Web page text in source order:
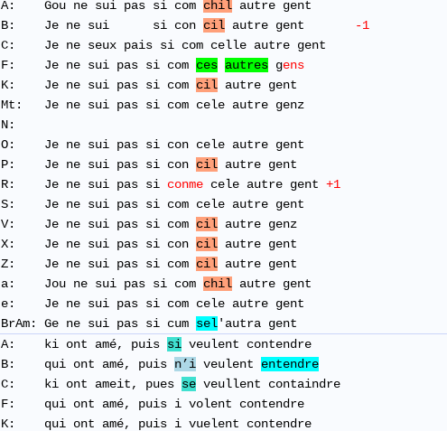
A: Gou ne sui pas si com chil autre gent
B: Je ne sui si con cil autre gent
-1
C: Je ne seux pais si com celle autre gent
F: Je ne sui pas si com ces autres gens
K: Je ne sui pas si com cil autre gent
Mt: Je ne sui pas si com cele autre genz
N:
​O: Je ne sui pas si con cele autre gent
​P: Je ne sui pas si con cil autre gent
R: Je ne sui pas si conme cele autre gent +1
S: Je ne sui pas si com cele autre gent
​V: Je ne sui pas si com cil autre genz
X: Je ne sui pas si con cil autre gent
Z: Je ne sui pas si com cil autre gent
a: Jou ne sui pas si com chil autre gent
e: Je ne sui pas si com cele autre gent
BrAm: Ge ne sui pas si cum sel'autra gent
A: ki ont amé, puis si veulent contendre
B: qui ont amé, puis n’i veulent entendre
C: ki ont ameit, pues se veullent containdre
F: qui ont amé, puis i volent contendre
K: qui ont amé, puis i vuelent contendre